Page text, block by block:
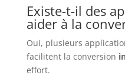
Existe-t-il des
aider à la
Oui, plusieurs
facilitent la conversion
effort.